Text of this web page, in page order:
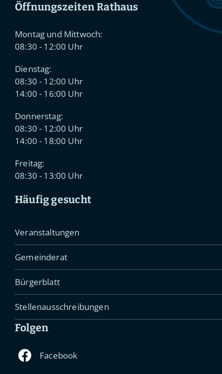
Öffnungszeiten Rathaus
Montag und Mittwoch:
08:30 - 12:00 Uhr
Dienstag:
08:30 - 12:00 Uhr
14:00 - 16:00 Uhr
Donnerstag:
08:30 - 12:00 Uhr
14:00 - 18:00 Uhr
Freitag:
08:30 - 13:00 Uhr
Häufig gesucht
Veranstaltungen
Gemeinderat
Bürgerblatt
Stellenausschreibungen
Folgen